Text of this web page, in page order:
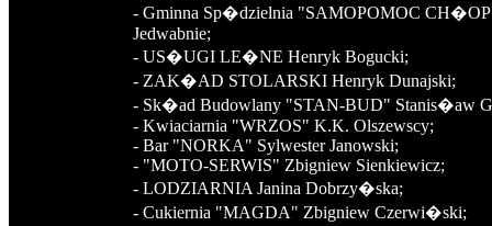
- Gminna Sp�dzielnia "SAMOPOMOC
Jedwabnie;
- US�UGI LE�NE Henryk Bogucki;
- ZAK�AD STOLARSKI Henryk Dunajski;
- Sk�ad Budowlany "STAN-BUD" Stanis�aw
- Kwiaciarnia "WRZOS" K.K. Olszewscy;
- Bar "NORKA" Sylwester Janowski;
- "MOTO-SERWIS" Zbigniew Sienkiewicz;
- LODZIARNIA Janina Dobrzy�ska;
- Cukiernia "MAGDA" Zbigniew Czerwi�ski;